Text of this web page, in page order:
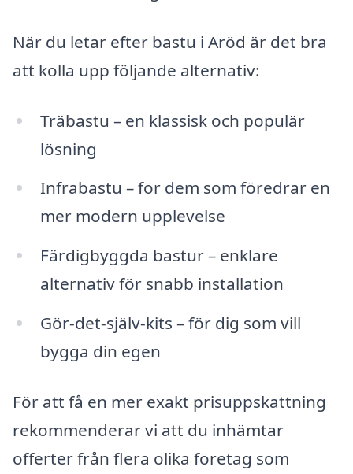
När du letar efter bastu i Aröd är det bra
att kolla upp följande alternativ:
Träbastu – en klassisk och populär
lösning
Infrabastu – för dem som föredrar en
mer modern upplevelse
Färdigbyggda bastur – enklare
alternativ för snabb installation
Gör-det-själv-kits – för dig som vill
bygga din egen
För att få en mer exakt prisuppskattning
rekommenderar vi att du inhämtar
offerter från flera olika företag som